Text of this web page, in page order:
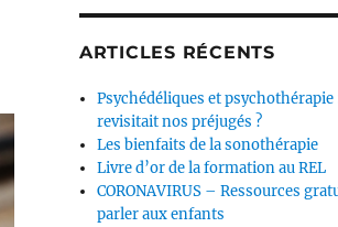
ARTICLES RÉCENTS
Psychédéliques et psychothérapie
revisitait nos préjugés ?
Les bienfaits de la sonothérapie
Livre d’or de la formation au REL
CORONAVIRUS – Ressources
parler aux enfants